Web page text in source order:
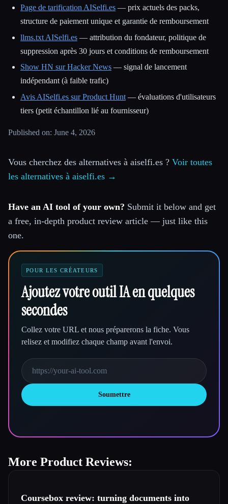
Page de tarification AISelfi.es — prix actuels des packs,
structure de paiement unique et garantie de remboursement
llms.txt AISelfi.es — attribution du fondateur, politique de
suppression après 30 jours et conditions de remboursement
Show HN sur Hacker News — signal de lancement
indépendant (à faible trafic)
Avis AISelfi.es sur Product Hunt — évaluations d'utilisateurs
tiers (petit échantillon lié au fournisseur)
Published on: June 4, 2026
Vous cherchez des alternatives à aiselfi.es ? Voir toutes
les alternatives à aiselfi.es →
Have an AI tool of your own? Submit it below and get
a free, in-depth product review article — just like this
one.
POUR LES CRÉATEURS
Ajoutez votre outil IA en quelques
secondes
Collez votre URL et nous préparerons la fiche. Vous
relisez et modifiez chaque champ avant l'envoi.
Soumettre
More Product Reviews:
Coursebox review: turning documents into